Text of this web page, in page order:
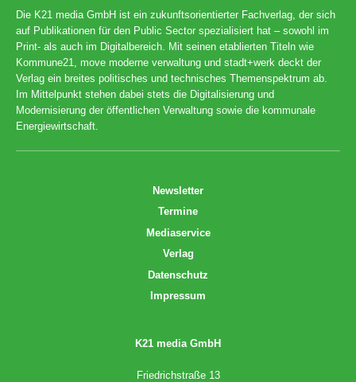
Die K21 media GmbH ist ein zukunftsorientierter Fachverlag, der sich
auf Publikationen für den Public Sector spezialisiert hat – sowohl im
Print- als auch im Digitalbereich. Mit seinen etablierten Titeln wie
Kommune21, move moderne verwaltung und stadt+werk deckt der
Verlag ein breites politisches und technisches Themenspektrum ab.
Im Mittelpunkt stehen dabei stets die Digitalisierung und
Modernisierung der öffentlichen Verwaltung sowie die kommunale
Energiewirtschaft.
Newsletter
Termine
Mediaservice
Verlag
Datenschutz
Impressum
K21 media GmbH
Friedrichstraße 13